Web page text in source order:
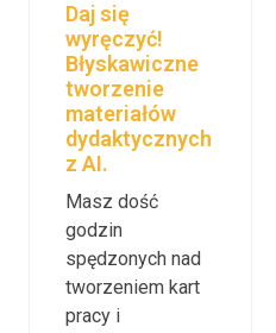
Daj się
wyręczyć!
Błyskawiczne
tworzenie
materiałów
dydaktycznych
z AI.
Masz dość
godzin
spędzonych nad
tworzeniem kart
pracy i